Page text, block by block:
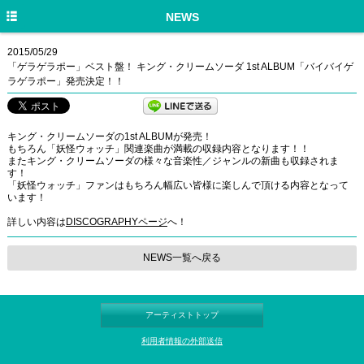
NEWS
2015/05/29
「ゲラゲラポー」ベスト盤！ キング・クリームソーダ 1st ALBUM「バイバイゲ
ラゲラポー」発売決定！！
キング・クリームソーダの1st ALBUMが発売！
もちろん「妖怪ウォッチ」関連楽曲が満載の収録内容となります！！
またキング・クリームソーダの様々な音楽性／ジャンルの新曲も収録されま
す！
「妖怪ウォッチ」ファンはもちろん幅広い皆様に楽しんで頂ける内容となって
います！
詳しい内容は DISCOGRAPHYページへ！
NEWS一覧へ戻る
アーティストトップ
利用者情報の外部送信
NEWS
DISCOGRAPHY
PROFILE
LIVE/EVENT
GOODS
MOVIE